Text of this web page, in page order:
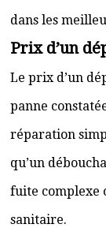
dans les
Prix d’un
Le prix d’un
panne
réparation
qu’un
fuite complexe
sanitaire.